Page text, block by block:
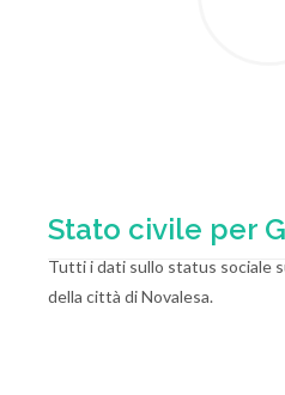
Stato civile per
Tutti i dati sullo status sociale
della città di Novalesa.